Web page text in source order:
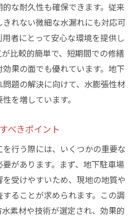
な耐久性も確保できます。従来
れない微細な水漏れにも対応可
者にとって安心な環境を提供し
比較的簡単で、短期間での修繕
果の面でも優れています。地下
題の解決に向けて、水膨張性材
を増しています。
べきポイント
行う際には、いくつかの重要な
があります。まず、地下駐車場
受けやすいため、現地の地質や
ることが求められます。この調
素材や技術が選定され、効果的